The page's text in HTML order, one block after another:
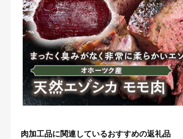
肉加工品に関連しているおすすめの返礼品